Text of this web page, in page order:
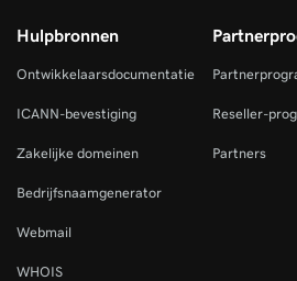
Hulpbronnen
Ontwikkelaarsdocumentatie
ICANN-bevestiging
Zakelijke domeinen
Bedrijfsnaamgenerator
Webmail
WHOIS
Reseller-
Partners